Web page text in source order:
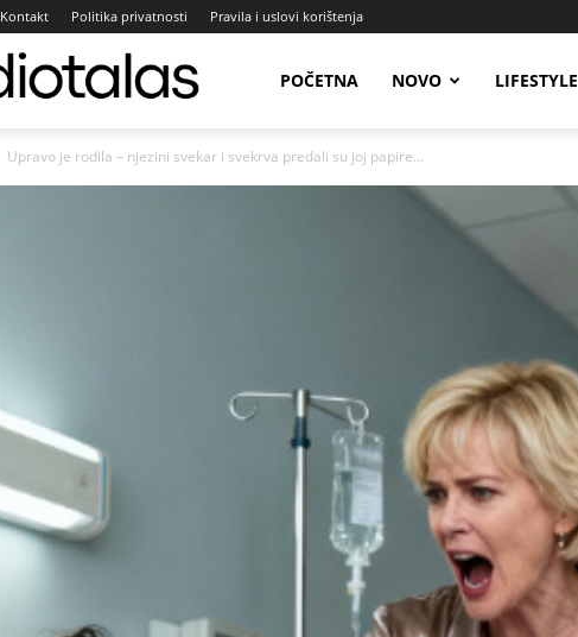
Kontakt Politika privatnosti Pravila i uslovi korištenja
POČETNA NOVO LIFESTYLE
Upravo je rodila – njezini svekar i svekrva predali su joj papire...